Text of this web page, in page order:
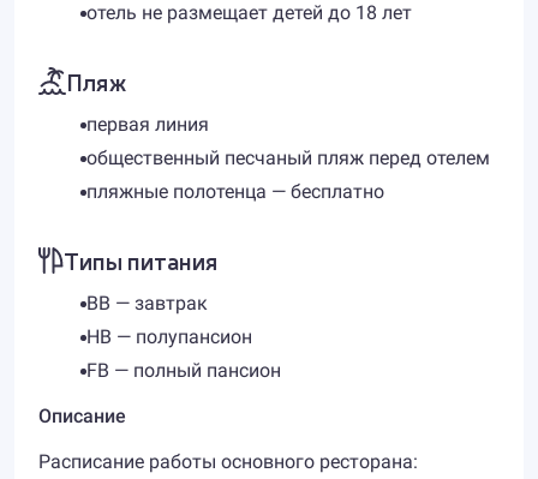
отель не размещает детей до 18 лет
Пляж
первая линия
общественный песчаный пляж перед отелем
пляжные полотенца — бесплатно
Типы питания
BB — завтрак
HB — полупансион
FB — полный пансион
Описание
Расписание работы основного ресторана: